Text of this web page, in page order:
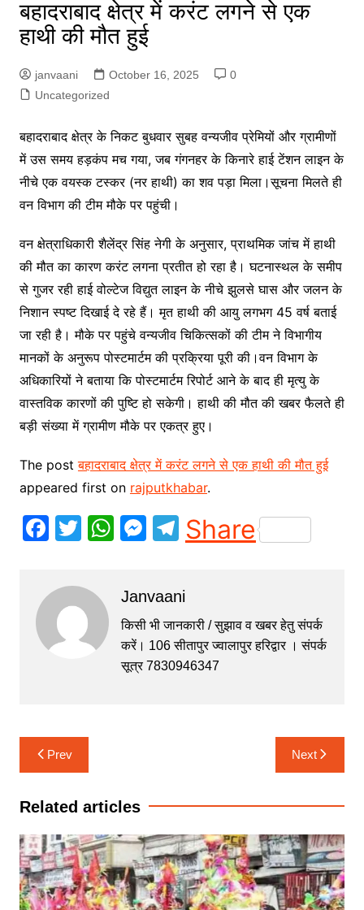
बहादराबाद क्षेत्र में करंट लगने से एक
हाथी की मौत हुई
janvaani October 16, 2025
0
Uncategorized
बहादराबाद क्षेत्र के निकट बुधवार सुबह वन्यजीव प्रेमियों और ग्रामीणों
में उस समय हड़कंप मच गया, जब गंगनहर के किनारे हाई टेंशन लाइन के
नीचे एक वयस्क टस्कर (नर हाथी) का शव पड़ा मिला।सूचना मिलते ही
वन विभाग की टीम मौके पर पहुंची।
वन क्षेत्राधिकारी शैलेंद्र सिंह नेगी के अनुसार, प्राथमिक जांच में हाथी
की मौत का कारण करंट लगना प्रतीत हो रहा है। घटनास्थल के समीप
से गुजर रही हाई वोल्टेज विद्युत लाइन के नीचे झुलसे घास और जलन के
निशान स्पष्ट दिखाई दे रहे हैं। मृत हाथी की आयु लगभग 45 वर्ष बताई
जा रही है। मौके पर पहुंचे वन्यजीव चिकित्सकों की टीम ने विभागीय
मानकों के अनुरूप पोस्टमार्टम की प्रक्रिया पूरी की।वन विभाग के
अधिकारियों ने बताया कि पोस्टमार्टम रिपोर्ट आने के बाद ही मृत्यु के
वास्तविक कारणों की पुष्टि हो सकेगी। हाथी की मौत की खबर फैलते ही
बड़ी संख्या में ग्रामीण मौके पर एकत्र हुए।
The postबहादराबाद क्षेत्र में करंट लगने से एक हाथी की मौत हुई
appeared first on rajputkhabar.
F
c
e
b
o
T
itt
er
W
s
A
p
p
M
s
e
n
T
el
gr
a
m
Share
Janvaani
किसी भी जानकारी / सुझाव व खबर हेतु संपर्क
करें। 106 सीतापुर ज्वालापुर हरिद्वार । संपर्क
सूत्र 7830946347
Post
navigation
Prev Next
Related articles